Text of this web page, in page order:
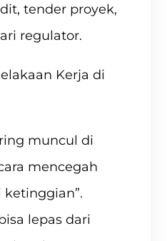
tender proyek,
regulator.
Kerja di
muncul di
mencegah
lepas dari